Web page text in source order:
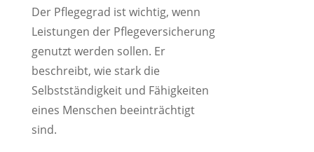
Der Pflegegrad ist wichtig, wenn
Leistungen der Pflegeversicherung
genutzt werden sollen. Er
beschreibt, wie stark die
Selbstständigkeit und Fähigkeiten
eines Menschen beeinträchtigt
sind.